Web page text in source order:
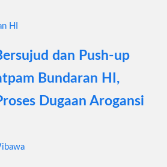
dan Push-up
Bundaran HI,
Dugaan Arogansi